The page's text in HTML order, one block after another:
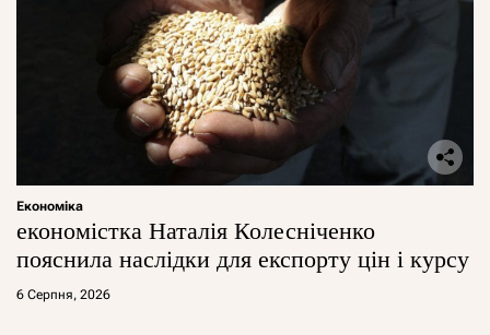
Економіка
економістка Наталія Колесніченко
пояснила наслідки для експорту цін і курсу
6 Серпня, 2026